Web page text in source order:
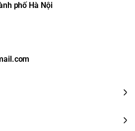
điều khiển bằng giọng nói thông
bạn dễ dàng tìm kiếm nội dung mà
dung bạn đang xem, giúp nâng
Fi và Bluetooth.
phố Hà Nội